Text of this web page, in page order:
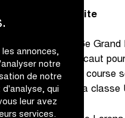
annonces,
notre
de notre
qui
leur avez
services.
Femmes Elite
départ (du 16e
Grand Prix de l'Escaut
à Schoten. La course
2026 dans la classe